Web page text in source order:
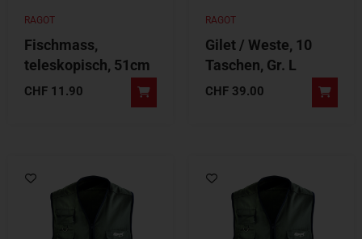
RAGOT
Fischmass,
teleskopisch, 51cm
CHF 11.90
RAGOT
Gilet / Weste, 10
Taschen, Gr. L
CHF 39.00